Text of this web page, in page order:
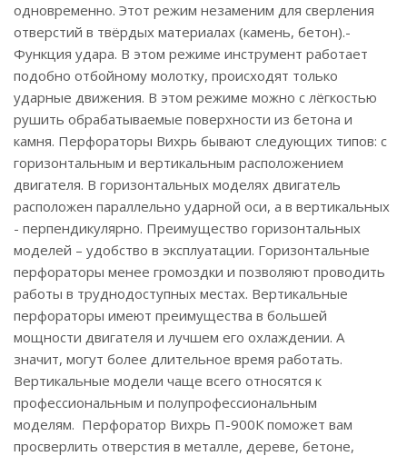
одновременно. Этот режим незаменим для сверления
отверстий в твёрдых материалах (камень, бетон).-
Функция удара. В этом режиме инструмент работает
подобно отбойному молотку, происходят только
ударные движения. В этом режиме можно с лёгкостью
рушить обрабатываемые поверхности из бетона и
камня. Перфораторы Вихрь бывают следующих типов: с
горизонтальным и вертикальным расположением
двигателя. В горизонтальных моделях двигатель
расположен параллельно ударной оси, а в вертикальных
- перпендикулярно. Преимущество горизонтальных
моделей – удобство в эксплуатации. Горизонтальные
перфораторы менее громоздки и позволяют проводить
работы в труднодоступных местах. Вертикальные
перфораторы имеют преимущества в большей
мощности двигателя и лучшем его охлаждении. А
значит, могут более длительное время работать.
Вертикальные модели чаще всего относятся к
профессиональным и полупрофессиональным
моделям. Перфоратор Вихрь П-900К поможет вам
просверлить отверстия в металле, дереве, бетоне,